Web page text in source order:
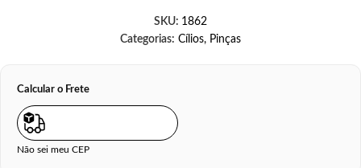
SKU: 1862
Categorias: Cílios, Pinças
Calcular o Frete
Não sei meu CEP